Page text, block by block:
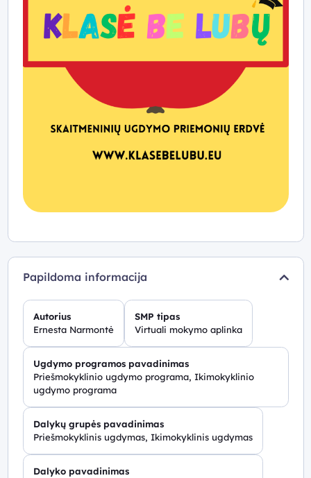
Papildoma informacija
Autorius
Ernesta Narmontė
SMP tipas
Virtuali mokymo aplinka
Ugdymo programos pavadinimas
Priešmokyklinio ugdymo programa, Ikimokyklinio
ugdymo programa
Dalykų grupės pavadinimas
Priešmokyklinis ugdymas, Ikimokyklinis ugdymas
Dalyko pavadinimas